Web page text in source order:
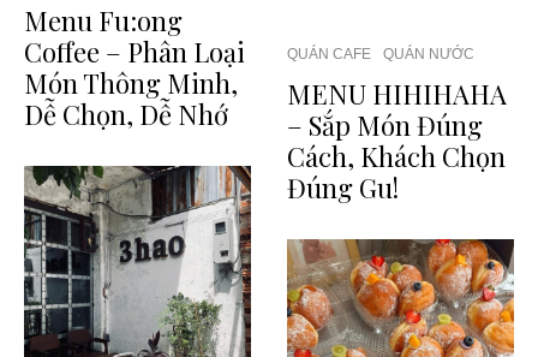
Menu Fu:ong
Coffee – Phân Loại
Món Thông Minh,
Dễ Chọn, Dễ Nhớ
QUÁN CAFE QUÁN NƯỚC
MENU HIHIHAHA
– Sắp Món Đúng
Cách, Khách Chọn
Đúng Gu!